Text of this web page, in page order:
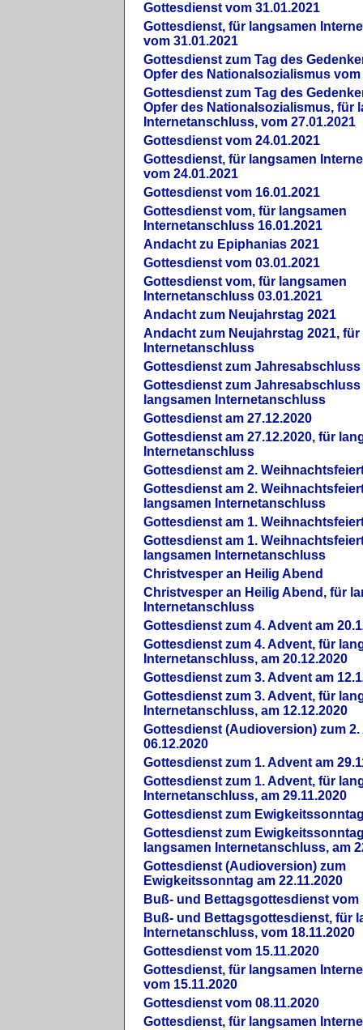
Gottesdienst vom 31.01.2021
Gottesdienst, für langsamen
vom 31.01.2021
Gottesdienst zum Tag des
Opfer des Nationalsozialismus vom
Gottesdienst zum Tag des
Opfer des Nationalsozialismus, für
Internetanschluss, vom 27.01.2021
Gottesdienst vom 24.01.2021
Gottesdienst, für langsamen
vom 24.01.2021
Gottesdienst vom 16.01.2021
Gottesdienst vom, für langsamen
Internetanschluss 16.01.2021
Andacht zu Epiphanias 2021
Gottesdienst vom 03.01.2021
Gottesdienst vom, für langsamen
Internetanschluss 03.01.2021
Andacht zum Neujahrstag 2021
Andacht zum Neujahrstag 2021,
Internetanschluss
Gottesdienst zum Jahresabschluss
Gottesdienst zum Jahresabschluss
langsamen Internetanschluss
Gottesdienst am 27.12.2020
Gottesdienst am 27.12.2020, für
Internetanschluss
Gottesdienst am 2.
Gottesdienst am 2.
langsamen Internetanschluss
Gottesdienst am 1.
Gottesdienst am 1.
langsamen Internetanschluss
Christvesper an Heilig Abend
Christvesper an Heilig Abend, für
Internetanschluss
Gottesdienst zum 4. Advent am
Gottesdienst zum 4. Advent, für
Internetanschluss, am 20.12.2020
Gottesdienst zum 3. Advent am
Gottesdienst zum 3. Advent, für
Internetanschluss, am 12.12.2020
Gottesdienst (Audioversion) zum 2.
06.12.2020
Gottesdienst zum 1. Advent am
Gottesdienst zum 1. Advent, für
Internetanschluss, am 29.11.2020
Gottesdienst zum
Gottesdienst zum
langsamen Internetanschluss, am
Gottesdienst (Audioversion) zum
Ewigkeitssonntag am 22.11.2020
Buß- und Bettagsgottesdienst vom
Buß- und Bettagsgottesdienst, für
Internetanschluss, vom 18.11.2020
Gottesdienst vom 15.11.2020
Gottesdienst, für langsamen
vom 15.11.2020
Gottesdienst vom 08.11.2020
Gottesdienst, für langsamen